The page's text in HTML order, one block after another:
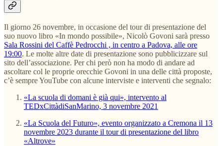
Il giorno 26 novembre, in occasione del tour di presentazione del
suo nuovo libro «In mondo possibile», Nicolò Govoni sarà presso
Sala Rossini del Caffè Pedrocchi , in centro a Padova, alle ore
19:00. Le molte altre date di presentazione sono pubblicizzare sul
sito dell’associazione. Per chi però non ha modo di andare ad
ascoltare col le proprie orecchie Govoni in una delle città proposte,
c’è sempre YouTube con alcune interviste e interventi che segnalo:
«La scuola di domani è già qui», intervento al
TEDxCittàdiSanMarino, 3 novembre 2021
«La Scuola del Futuro», evento organizzato a Cremona il 13
novembre 2023 durante il tour di presentazione del libro
«Altrove»